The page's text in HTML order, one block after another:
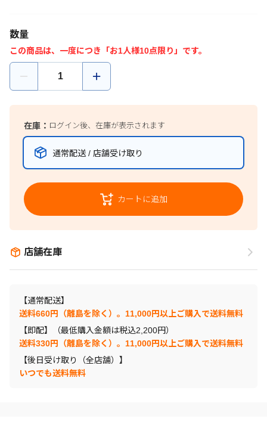
数量
この商品は、一度につき「お1人様10点限り」です。
在庫： ログイン後、在庫が表示されます
通常配送 / 店舗受け取り
カートに追加
店舗在庫
【通常配送】
送料660円（離島を除く）。11,000円以上ご購入で送料無料
【即配】（最低購入金額は税込2,200円）
送料330円（離島を除く）。11,000円以上ご購入で送料無料
【後日受け取り（全店舗）】
いつでも送料無料